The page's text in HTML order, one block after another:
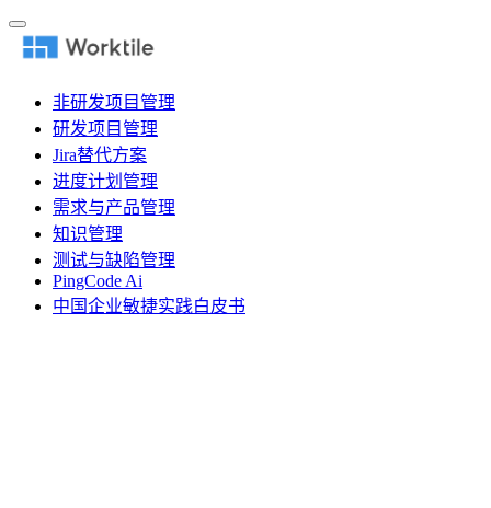
非研发项目管理
研发项目管理
Jira替代方案
进度计划管理
需求与产品管理
知识管理
测试与缺陷管理
PingCode Ai
中国企业敏捷实践白皮书